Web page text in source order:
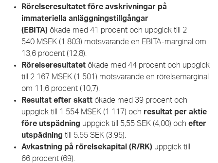
Rörelseresultatet före avskrivningar på
immateriella anläggningstillgångar
(EBITA) ökade med 41 procent och uppgick till 2
540 MSEK (1 803) motsvarande en EBITA-marginal om
13,6 procent (12,8).
Rörelseresultatet ökade med 44 procent och uppgick
till 2 167 MSEK (1 501) motsvarande en rörelsemarginal
om 11,6 procent (10,7).
Resultat efter skatt ökade med 39 procent och
uppgick till 1 554 MSEK (1 117) och resultat per aktie
före utspädning uppgick till 5,55 SEK (4,00) och efter
utspädning till 5,55 SEK (3,95).
Avkastning på rörelsekapital (R/RK) uppgick till
66 procent (69).